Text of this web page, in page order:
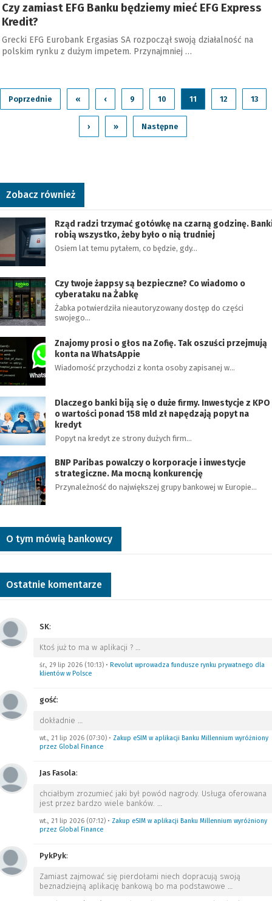
Czy zamiast EFG Banku będziemy mieć EFG Express
Kredit?
Grecki EFG Eurobank Ergasias SA rozpoczął swoją działalność na
polskim rynku z dużym impetem. Przynajmniej …
Poprzednie « ‹ 9 10 11 12 13
› » Następne
Zobacz również
Rząd radzi trzymać gotówkę na czarną godzinę.
robią wszystko, żeby było o nią trudniej
Osiem lat temu pytałem, co będzie, gdy…
Czy twoje żappsy są bezpieczne? Co wiadomo o
cyberataku na Żabkę
Żabka potwierdziła nieautoryzowany dostęp do części
swojego…
Znajomy prosi o głos na Zofię. Tak oszuści przejmują
konta na WhatsAppie
Wiadomość przychodzi z konta osoby zapisanej w…
Dlaczego banki biją się o duże firmy. Inwestycje z KPO
o wartości ponad 158 mld zł napędzają popyt na
kredyt
Popyt na kredyt ze strony dużych firm…
BNP Paribas powalczy o korporacje i inwestycje
strategiczne. Ma mocną konkurencję
Przynależność do największej grupy bankowej w Europie…
O tym mówią bankowcy
Ostatnie komentarze
SK:
Ktoś już to ma w aplikacji ? …
śr., 29 lip 2026 (10:13) • Revolut wprowadza fundusze rynku prywatnego dla
klientów w Polsce
gość:
dokładnie …
wt., 21 lip 2026 (07:30) • Zakup eSIM w aplikacji Banku Millennium wyróżniony
przez Global Finance
Jas Fasola:
chciałbym zrozumieć jaki był powód nagrody. Usługa oferowana
jest przez bardzo wiele banków. …
wt., 21 lip 2026 (07:12) • Zakup eSIM w aplikacji Banku Millennium wyróżniony
przez Global Finance
PykPyk:
Zamiast zajmować się pierdołami niech dopracują swoją
beznadziejną aplikację bankową bo ma podstawowe …